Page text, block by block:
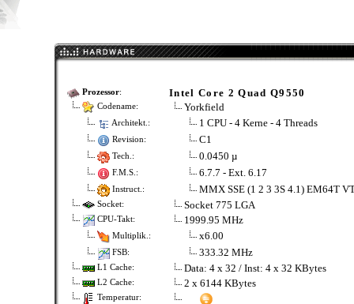
Prozessor: Intel Core 2 Quad Q9550
Codename: Yorkfield
Architekt.: 1 CPU - 4 Kerne - 4 Threads
Revision: C1
Tech.: 0.0450 µ
F.M.S.: 6.7.7 - Ext. 6.17
Instruct.: MMX SSE (1 2 3 3S 4.1) EM64T
Socket: Socket 775 LGA
CPU-Takt: 1999.95 MHz
Multiplik.: x6.00
FSB: 333.32 MHz
L1 Cache: Data: 4 x 32 / Inst: 4 x 32 KBytes
L2 Cache: 2 x 6144 KBytes
Temperatur: